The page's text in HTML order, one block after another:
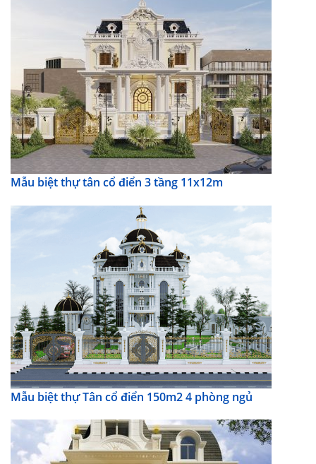
Mẫu biệt thự tân cổ điển 3 tầng 11x12m
Mẫu biệt thự Tân cổ điển 150m2 4 phòng ngủ